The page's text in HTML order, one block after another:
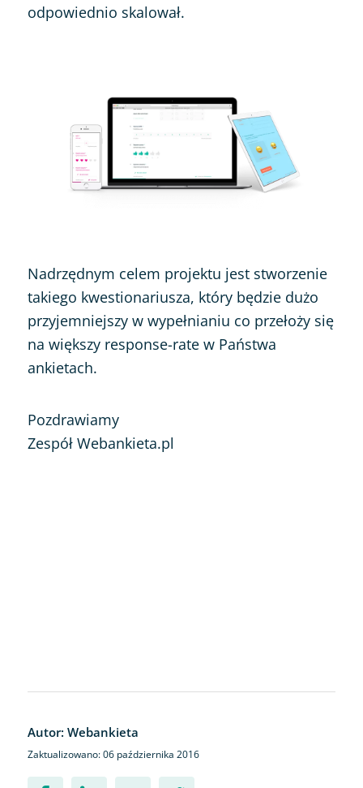
odpowiednio skalował.
Nadrzędnym celem projektu jest stworzenie
takiego kwestionariusza, który będzie dużo
przyjemniejszy w wypełnianiu co przełoży się
na większy response-rate w Państwa
ankietach.
Pozdrawiamy
Zespół Webankieta.pl
Autor: Webankieta
Zaktualizowano: 06 października 2016